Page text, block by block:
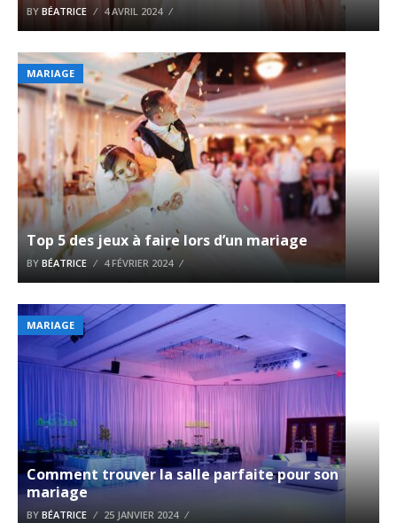
BY BÉATRICE 4 AVRIL 2024
MARIAGE
Top 5 des jeux à faire lors d’un mariage
BY BÉATRICE 4 FÉVRIER 2024
MARIAGE
Comment trouver la salle parfaite pour son
mariage
BY BÉATRICE 25 JANVIER 2024